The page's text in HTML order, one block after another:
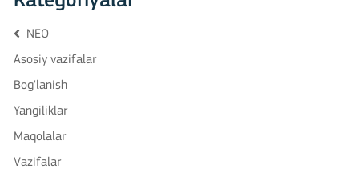
NEO
Asosiy vazifalar
Bog'lanish
Yangiliklar
Maqolalar
Vazifalar